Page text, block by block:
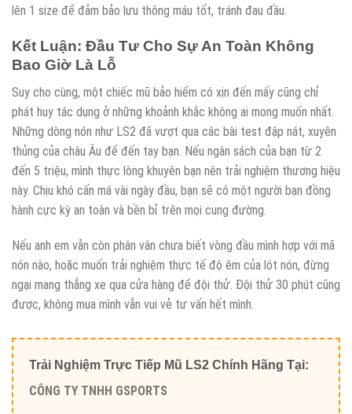
lên 1 size để đảm bảo lưu thông máu tốt, tránh đau đầu.
Kết Luận: Đầu Tư Cho Sự An Toàn Không
Bao Giờ Là Lỗ
Suy cho cùng, một chiếc mũ bảo hiểm có xịn đến mấy cũng chỉ
phát huy tác dụng ở những khoảnh khắc không ai mong muốn nhất.
Những dòng nón như LS2 đã vượt qua các bài test đập nát, xuyên
thủng của châu Âu để đến tay bạn. Nếu ngân sách của bạn từ 2
đến 5 triệu, mình thực lòng khuyên bạn nên trải nghiệm thương hiệu
này. Chịu khó cấn má vài ngày đầu, bạn sẽ có một người bạn đồng
hành cực kỳ an toàn và bền bỉ trên mọi cung đường.
Nếu anh em vẫn còn phân vân chưa biết vòng đầu mình hợp với mã
nón nào, hoặc muốn trải nghiệm thực tế độ êm của lót nón, đừng
ngại mang thẳng xe qua cửa hàng để đội thử. Đội thử 30 phút cũng
được, không mua mình vẫn vui vẻ tư vấn hết mình.
Trải Nghiệm Trực Tiếp Mũ LS2 Chính Hãng Tại:
CÔNG TY TNHH GSPORTS